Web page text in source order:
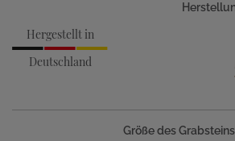
Hergestellt in
Deutschland
Größe des